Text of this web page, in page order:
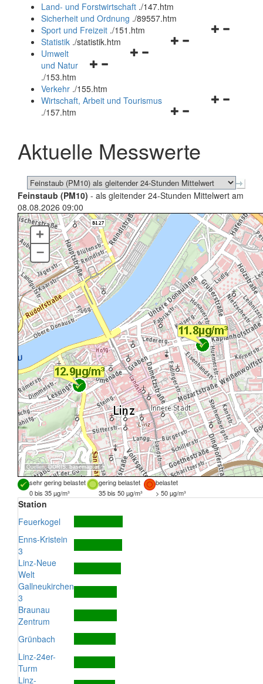
und
schließen
Land- und Forstwirtschaft ./147.htm
Sicherheit und Ordnung ./89557.htm
Navigationsmenü
Sport und Freizeit ./151.htm
Navigationsmenü
Statistik ./statistik.htm
Navigationsmenü
und
schließen
Umwelt
und Natur
./153.htm
Verkehr ./155.htm
Navigationsmenü
schließen
Wirtschaft, Arbeit und Tourismus
./157.htm
Aktuelle Messwerte
Feinstaub (PM10) - als gleitender 24-Stunden Mittelwert am
08.08.2026 09:00
Quellen:DORIS, basemap.at
+
–
sehr gering belastet gering belastet
belastet
0 bis 35 µg/m³
35 bis 50 µg/m³ > 50 µg/m³
Station
Feuerkogel
Enns-Kristein
3
Linz-Neue
Welt
Gallneukirchen
3
Braunau
Zentrum
Grünbach
Linz-24er-
Turm
Linz-